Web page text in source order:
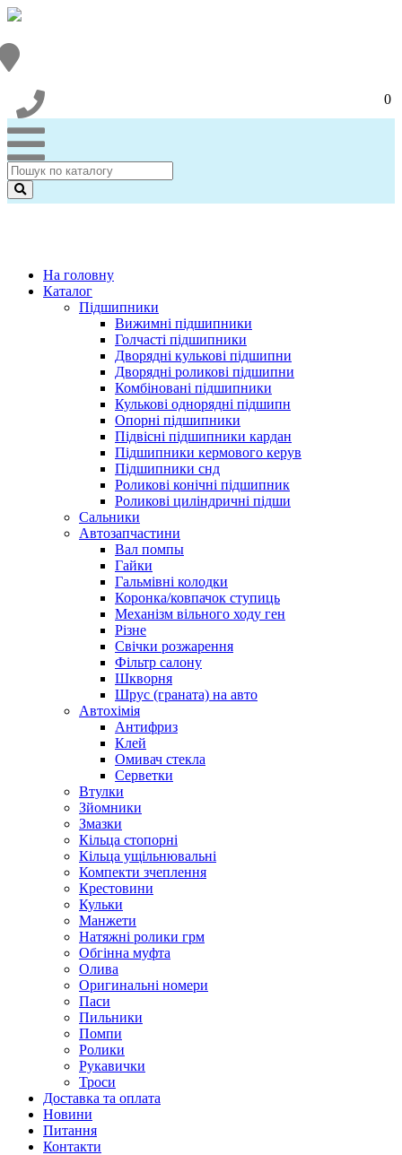
0
На головну
Каталог
Підшипники
Вижимні підшипники
Голчасті підшипники
Дворядні кулькові підшипни
Дворядні роликові підшипни
Комбіновані підшипники
Кулькові однорядні підшипн
Опорні підшипники
Підвісні підшипники кардан
Підшипники кермового керув
Підшипники снд
Роликові конічні підшипник
Роликові циліндричні підши
Сальники
Автозапчастини
Вал помпы
Гайки
Гальмівні колодки
Коронка/ковпачок ступиць
Механізм вільного ходу ген
Різне
Свічки розжарення
Фільтр салону
Шкворня
Шрус (граната) на авто
Автохімія
Антифриз
Клей
Омивач стекла
Серветки
Втулки
Зйомники
Змазки
Кільца стопорні
Кільца ущільнювальні
Компекти зчеплення
Крестовини
Кульки
Манжети
Натяжні ролики грм
Обгінна муфта
Олива
Оригинальні номери
Паси
Пильники
Помпи
Ролики
Рукавички
Троси
Доставка та оплата
Новини
Питання
Контакти